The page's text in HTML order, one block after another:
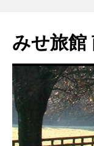
テ
ン
ス
キ
ッ
プ
みせ旅館